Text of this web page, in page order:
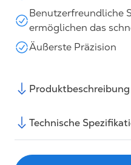
Benutzerfreundliche
ermöglichen das
Äußerste Präzision
Produktbeschreibung
Technische